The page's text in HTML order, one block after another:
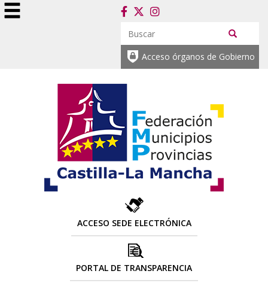
Acceso órganos de Gobierno
ACCESO SEDE ELECTRÓNICA
PORTAL DE TRANSPARENCIA